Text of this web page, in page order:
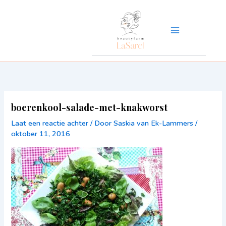
boerenkool-salade-met-knakworst
Laat een reactie achter / DoorSaskia van Ek-Lammers/
oktober 11, 2016